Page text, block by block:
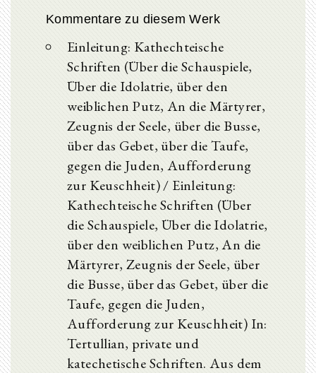
Kommentare zu diesem Werk
Einleitung: Kathechteische
Schriften (Über die Schauspiele,
Über die Idolatrie, über den
weiblichen Putz, An die Märtyrer,
Zeugnis der Seele, über die Busse,
über das Gebet, über die Taufe,
gegen die Juden, Aufforderung
zur Keuschheit) / Einleitung:
Kathechteische Schriften (Über
die Schauspiele, Über die Idolatrie,
über den weiblichen Putz, An die
Märtyrer, Zeugnis der Seele, über
die Busse, über das Gebet, über die
Taufe, gegen die Juden,
Aufforderung zur Keuschheit) In:
Tertullian, private und
katechetische Schriften. Aus dem